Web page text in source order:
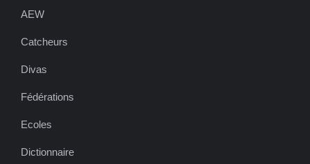
AEW
Catcheurs
Divas
Fédérations
Ecoles
Dictionnaire